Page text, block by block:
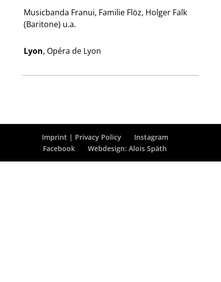
Musicbanda Franui, Familie Flöz, Holger Falk
(Baritone) u.a.
Lyon, Opéra de Lyon
Imprint | Privacy Policy
Instagram
Facebook
Webdesign: Alois Späth